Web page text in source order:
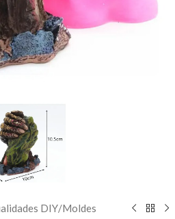
DIY/Moldes